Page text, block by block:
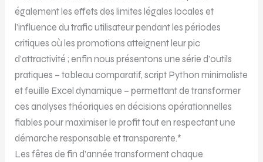
également les effets des limites légales locales et
l’influence du trafic utilisateur pendant les périodes
critiques où les promotions atteignent leur pic
d’attractivité ; enfin nous présentons une série d’outils
pratiques – tableau comparatif, script Python minimaliste
et feuille Excel dynamique – permettant de transformer
ces analyses théoriques en décisions opérationnelles
fiables pour maximiser le profit tout en respectant une
démarche responsable et transparente.*
Les fêtes de fin d’année transforment chaque